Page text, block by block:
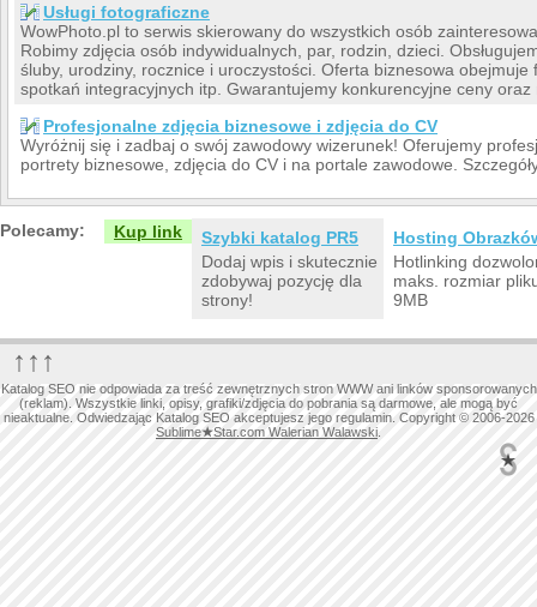
Usługi fotograficzne
WowPhoto.pl to serwis skierowany do wszystkich osób
Robimy zdjęcia osób indywidualnych, par, rodzin, dzieci.
śluby, urodziny, rocznice i uroczystości. Oferta biznesowa
spotkań integracyjnych itp. Gwarantujemy konkurencyjne ceny oraz
Profesjonalne zdjęcia biznesowe i zdjęcia do CV
Wyróżnij się i zadbaj o swój zawodowy wizerunek! Oferujemy
portrety biznesowe, zdjęcia do CV i na portale zawodowe.
Polecamy: Kup link
Szybki katalog PR5
Dodaj wpis i skutecznie
zdobywaj pozycję dla
strony!
Hosting
Hotlinking
maks. rozmiar
9MB
↑↑↑
Katalog SEO nie odpowiada za treść zewnętrznych stron WWW ani linków sponsorowanych
(reklam). Wszystkie linki, opisy, grafiki/zdjęcia do pobrania są darmowe, ale mogą być
nieaktualne. Odwiedzając Katalog SEO akceptujesz jego regulamin. Copyright © 2006-2026
Sublime★Star.com Walerian Walawski